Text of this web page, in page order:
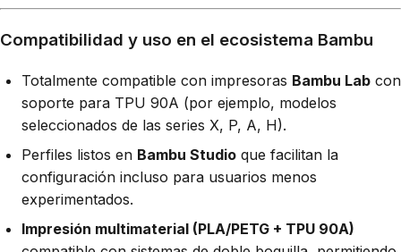
Compatibilidad y uso en el ecosistema Bambu
Totalmente compatible con impresoras Bambu Lab con
soporte para TPU 90A (por ejemplo, modelos
seleccionados de las series X, P, A, H).
Perfiles listos en Bambu Studio que facilitan la
configuración incluso para usuarios menos
experimentados.
Impresión multimaterial (PLA/PETG + TPU 90A)